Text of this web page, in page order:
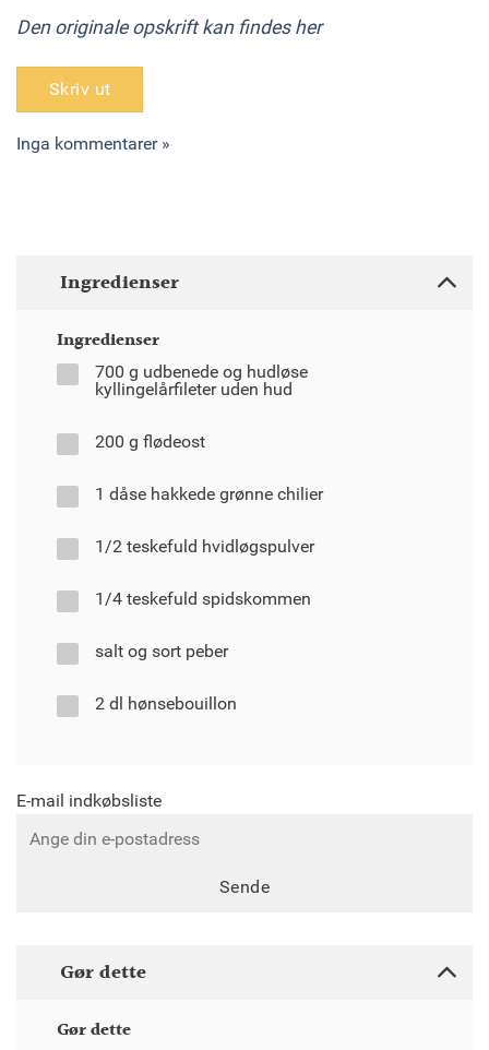
Den originale opskrift kan findes her
Skriv ut
Inga kommentarer »
Ingredienser
Ingredienser
700 g udbenede og hudløse
kyllingelårfileter uden hud
200 g flødeost
1 dåse hakkede grønne chilier
1/2 teskefuld hvidløgspulver
1/4 teskefuld spidskommen
salt og sort peber
2 dl hønsebouillon
E-mail indkøbsliste
Sende
Gør dette
Gør dette